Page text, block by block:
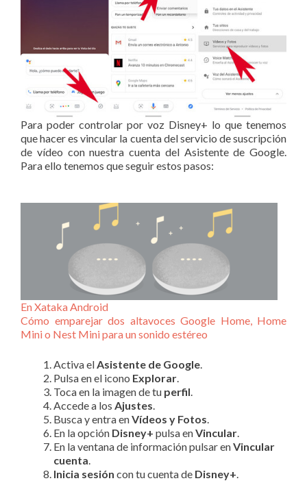
Para poder controlar por voz Disney+ lo que tenemos
que hacer es vincular la cuenta del servicio de suscripción
de vídeo con nuestra cuenta del Asistente de Google.
Para ello tenemos que seguir estos pasos:
En Xataka Android
Cómo emparejar dos altavoces Google Home, Home
Mini o Nest Mini para un sonido estéreo
Activa elAsistente de Google.
Pulsa en el icono Explorar.
Toca en la imagen de tu perfil.
Accede a los Ajustes.
Busca y entra enVídeos y Fotos.
En la opción Disney+ pulsa enVincular.
En la ventana de información pulsar enVincular
cuenta.
Inicia sesión con tu cuenta de Disney+.